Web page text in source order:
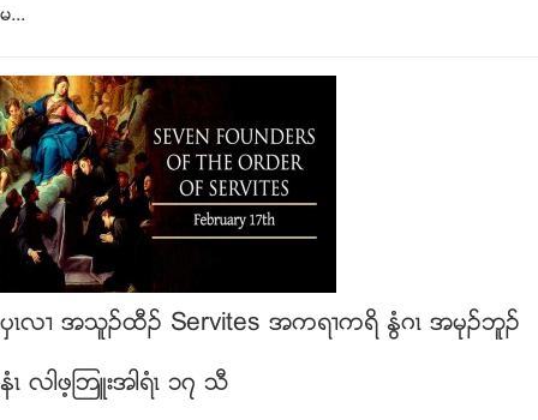
မ...
ပွၚလ႕ အသူဥထီဥ Servites အကရ႕ကရိ ႏြံဂၚ အမုဥဘူဥ
နံၚ လါဖ့ၾဘဴးအါရံၚ ၁၇ သီ